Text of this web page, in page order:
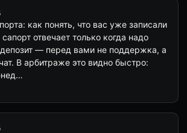
как понять, что вас уже записали
отвечает только когда надо
— перед вами не поддержка, а
В арбитраже это видно быстро: